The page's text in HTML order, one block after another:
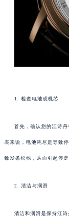
1. 检查电池或机芯
首先，确认您的江诗
表来说，电池耗尽是导致
致发条松弛，从而引起停
2. 清洁与润滑
清洁和润滑是保持江